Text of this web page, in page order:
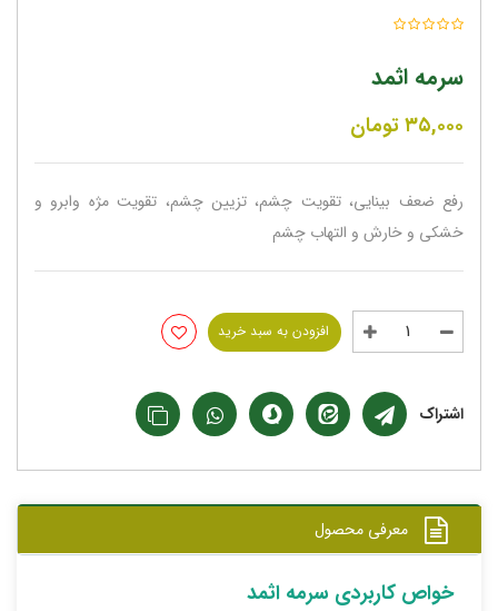
سرمه اثمد
۳۵,۰۰۰تومان
رفع ضعف بینایی، تقویت چشم، تزیین چشم، تقویت مژه وابرو و
خشکی و خارش و التهاب چشم
افزودن به سبد خرید
اشتراک
معرفی محصول
خواص کاربردی سرمه اثمد